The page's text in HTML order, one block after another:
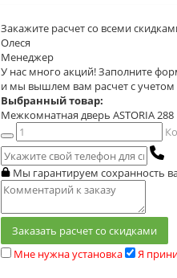
Закажите расчетсо всеми
Олеся
Менеджер
У нас много акций! Заполните
и мы вышлем вам расчет с учетом
Выбранный товар:
Межкомнатная дверь ASTORIA 288
Мы гарантируем сохранность
Заказать расчет со скидками
Мне нужна установка
Я